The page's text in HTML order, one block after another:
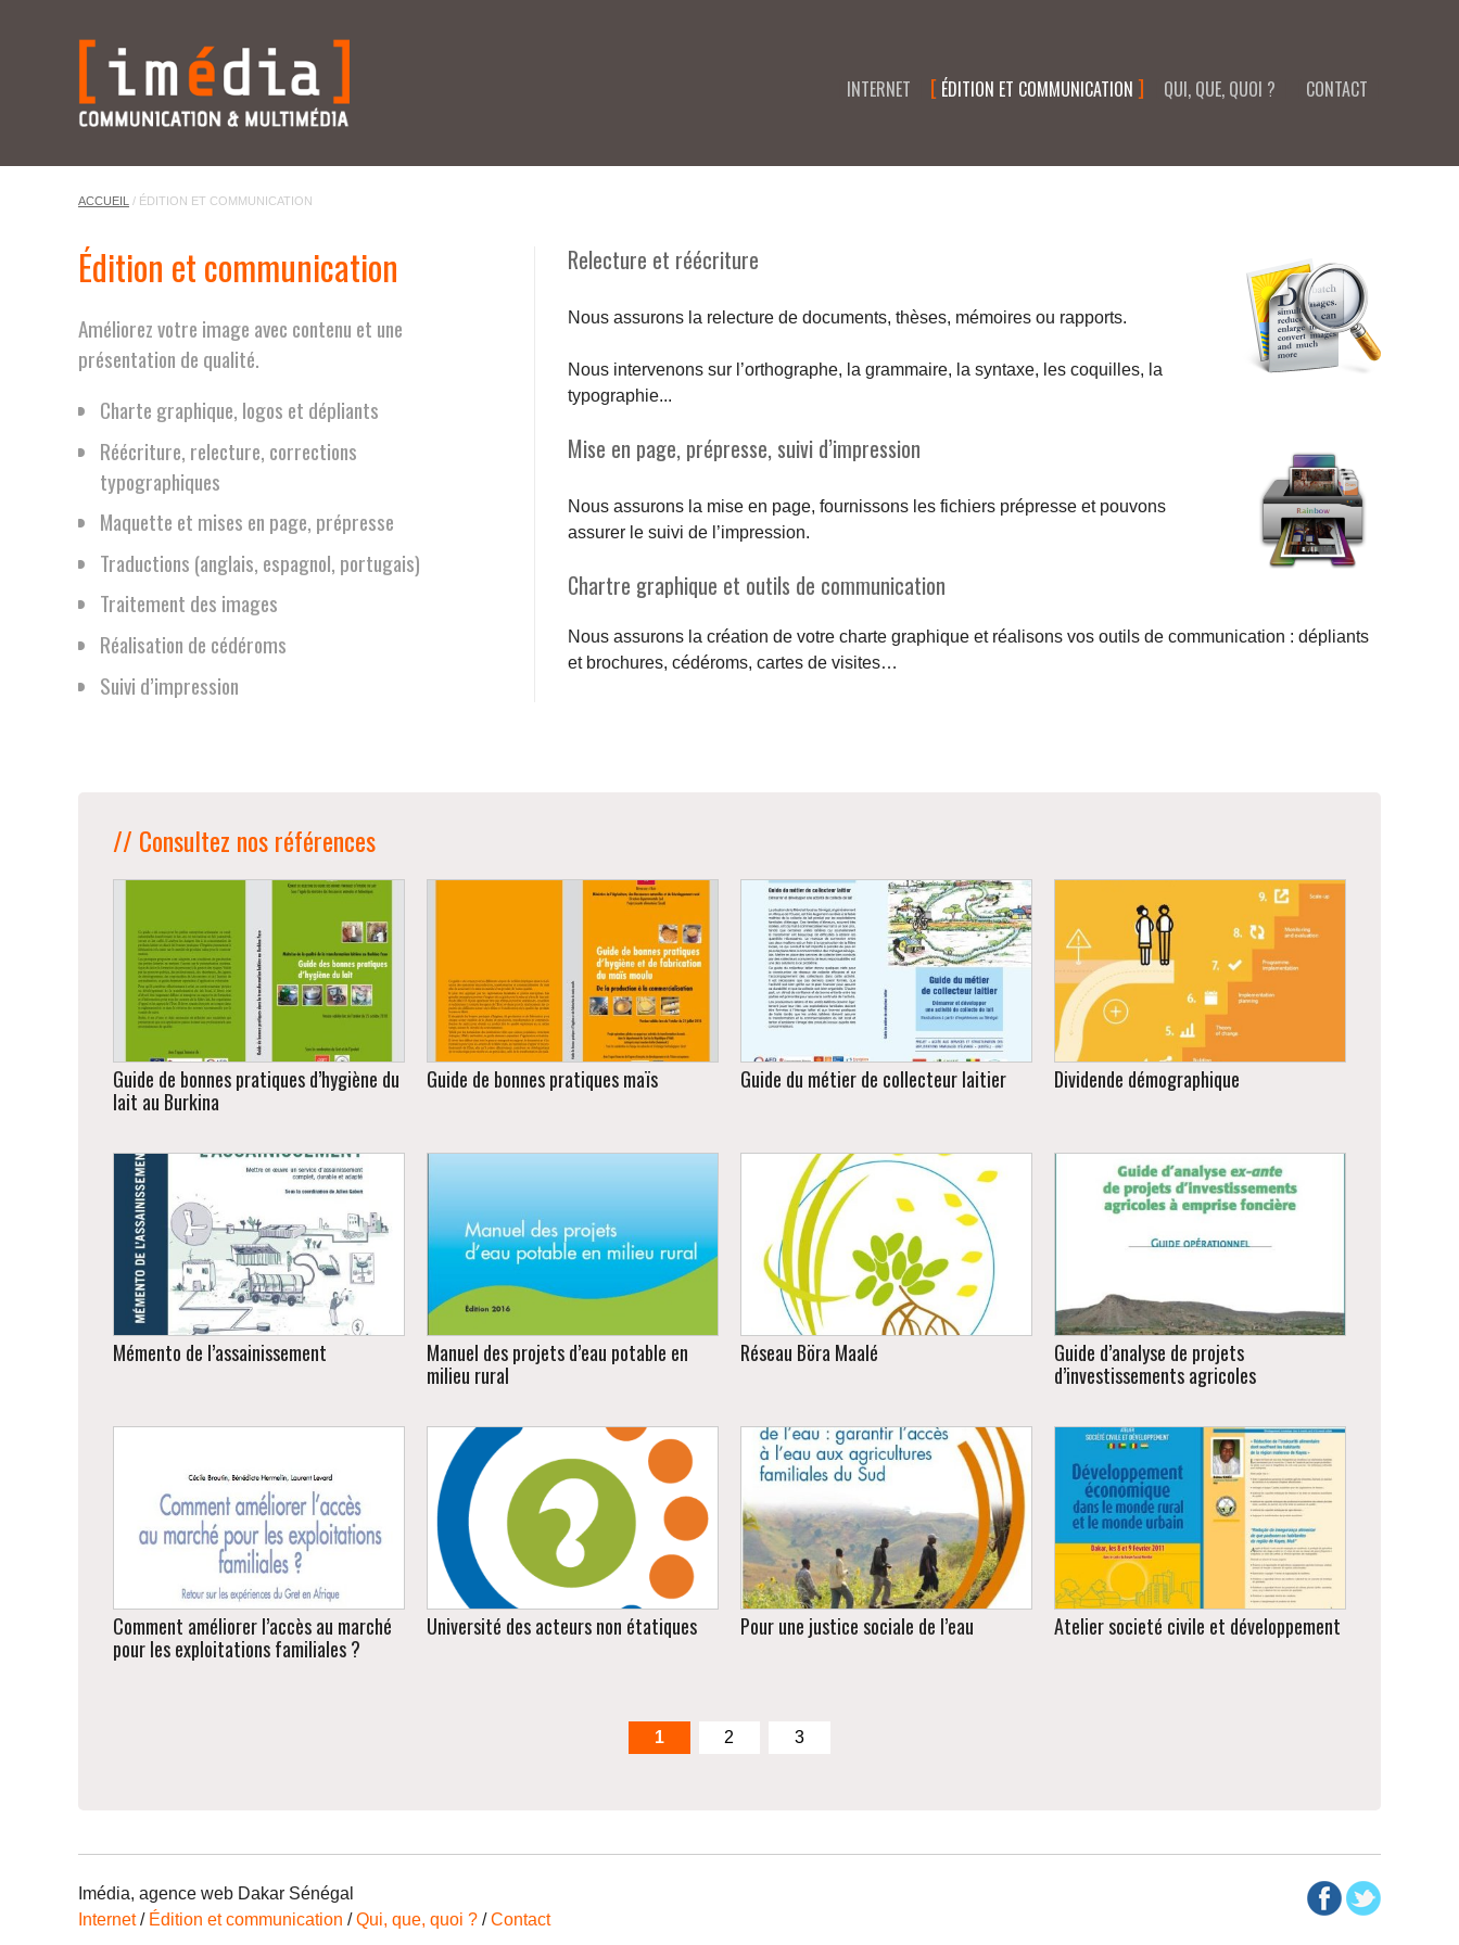
INTERNET ÉDITION ET COMMUNICATION QUI, QUE, QUOI ? CONTACT
ACCUEIL / ÉDITION ET COMMUNICATION
Édition et communication
Améliorez votre image avec contenu et une
présentation de qualité.
Charte graphique, logos et dépliants
Réécriture, relecture, corrections
typographiques
Maquette et mises en page, prépresse
Traductions (anglais, espagnol, portugais)
Traitement des images
Réalisation de cédéroms
Suivi d’impression
Relecture et réécriture
Nous assurons la relecture de documents, thèses, mémoires ou rapports.
Nous intervenons sur l’orthographe, la grammaire, la syntaxe, les coquilles, la
typographie...
Mise en page, prépresse, suivi d’impression
Nous assurons la mise en page, fournissons les fichiers prépresse et pouvons
assurer le suivi de l’impression.
Chartre graphique et outils de communication
Nous assurons la création de votre charte graphique et réalisons vos outils de communication : dépliants
et brochures, cédéroms, cartes de visites…
// Consultez nos références
Conception graphique et mise en
page, février 2020.
Guide de bonnes pratiques d’hygiène du
lait au Burkina
page, juin 2019.
Guide de bonnes pratiques maïs
Document technique, juin 2019.
Démarrer et développer une activité
de collecte de lait. Illustrations à
partir d’expériences au Sénégal.
Guide du métier de collecteur laitier
Mise en page de l'ouvrage en
français et anglais pour le compte de
Icon Institut et UNFPA
Dividende démographique
Mise en page d'un ouvrage de 850
pages, Éditions du Gret, Édition Quæ
Mémento de l’assainissement
Édition 2016, Direction de
l'Hydraulique
Manuel des projets d’eau potable en
milieu rural
Réseau des producteurs de riz de
Réseau Böra Maalé
Relecture, réécriture, corrections
orthographiques et typographiques.
Guide d’analyse de projets
d’investissements agricoles
Comment améliorer l’accès au marché
pour les exploitations familiales ?
Université des acteurs non étatiques Pour une justice sociale de l’eau Atelier societé civile et développement
1 2 3
Imédia, agence web Dakar Sénégal
Internet/ Édition et communication /Qui, que, quoi ? /Contact